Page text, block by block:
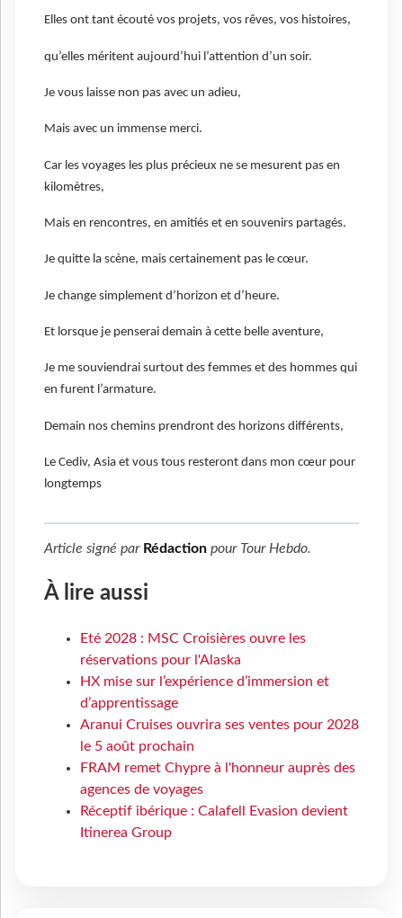
Elles ont tant écouté vos projets, vos rêves, vos histoires,
qu’elles méritent aujourd’hui l’attention d’un soir.
Je vous laisse non pas avec un adieu,
Mais avec un immense merci.
Car les voyages les plus précieux ne se mesurent pas en
kilomètres,
Mais en rencontres, en amitiés et en souvenirs partagés.
Je quitte la scène, mais certainement pas le cœur.
Je change simplement d’horizon et d’heure.
Et lorsque je penserai demain à cette belle aventure,
Je me souviendrai surtout des femmes et des hommes qui
en furent l’armature.
Demain nos chemins prendront des horizons différents,
Le Cediv, Asia et vous tous resteront dans mon cœur pour
longtemps
Article signé par Rédaction pour Tour Hebdo.
À lire aussi
Eté 2028 : MSC Croisières ouvre les
réservations pour l'Alaska
HX mise sur l’expérience d’immersion et
d’apprentissage
Aranui Cruises ouvrira ses ventes pour 2028
le 5 août prochain
FRAM remet Chypre à l'honneur auprès des
agences de voyages
Réceptif ibérique : Calafell Evasion devient
Itinerea Group